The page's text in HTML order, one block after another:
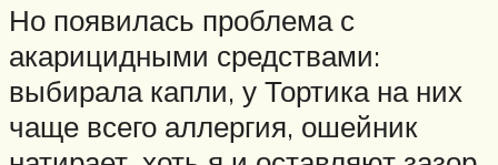
Но появилась проблема с
акарицидными средствами:
выбирала капли, у Тортика на них
чаще всего аллергия, ошейник